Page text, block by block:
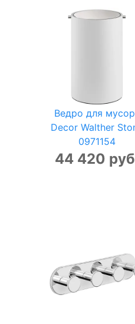
Ведро для
Decor Walther
0971154
44 420